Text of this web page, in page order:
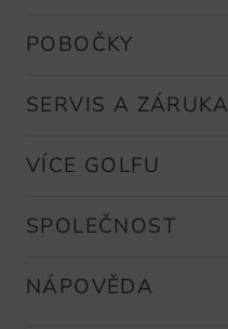
POBOČKY
SERVIS A ZÁRUKA
VÍCE GOLFU
SPOLEČNOST
NÁPOVĚDA